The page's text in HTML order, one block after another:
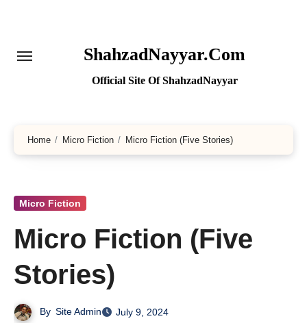
ShahzadNayyar.Com
Official Site Of ShahzadNayyar
Home Micro Fiction Micro Fiction (Five Stories)
Micro Fiction
Micro Fiction (Five
Stories)
By Site Admin July 9, 2024